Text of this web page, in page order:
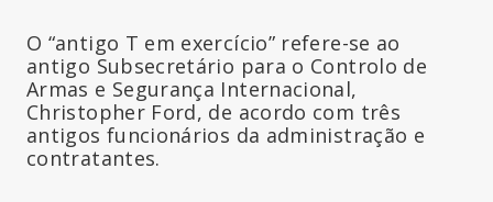
O “antigo T em exercício” refere-se ao
antigo Subsecretário para o Controlo de
Armas e Segurança Internacional,
Christopher Ford, de acordo com três
antigos funcionários da administração e
contratantes.